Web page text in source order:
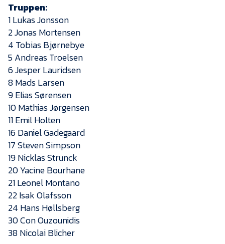
Aktionærinformation
Kontakt
Job i EfB
Presse
Truppen:
1 Lukas Jonsson
2 Jonas Mortensen
4 Tobias Bjørnebye
5 Andreas Troelsen
6 Jesper Lauridsen
8 Mads Larsen
9 Elias Sørensen
10 Mathias Jørgensen
11 Emil Holten
16 Daniel Gadegaard
17 Steven Simpson
19 Nicklas Strunck
20 Yacine Bourhane
21 Leonel Montano
22 Isak Olafsson
24 Hans Høllsberg
30 Con Ouzounidis
38 Nicolai Blicher